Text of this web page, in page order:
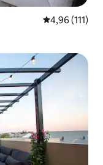
4,96 de uma
4,96 (111)